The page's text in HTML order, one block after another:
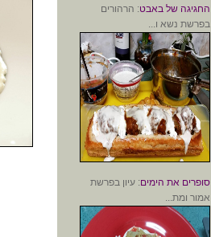
החגיגה של באבט: הרהורים
בפרשת נשא ו...
סופרים את הימים: עיון בפרשת
אמור ומת...